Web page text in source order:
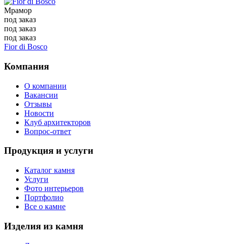
Мрамор
под заказ
под заказ
под заказ
Fior di Bosco
Компания
О компании
Вакансии
Отзывы
Новости
Клуб архитекторов
Вопрос-ответ
Продукция и услуги
Каталог камня
Услуги
Фото интерьеров
Портфолио
Все о камне
Изделия из камня